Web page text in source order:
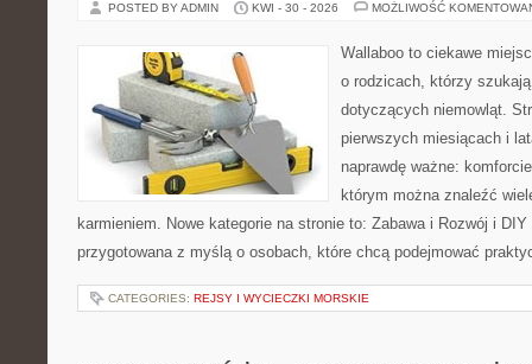
POSTED BY ADMIN KWI - 30 - 2026 MOŻLIWOŚĆ
Wallaboo to ciekawe
o rodzicach, którzy
dotyczących niemowląt.
pierwszych miesiącach i
naprawdę ważne:
którym można znaleźć
karmieniem. Nowe kategorie na stronie to: Zabawa i Rozwój i
przygotowana z myślą o osobach, które chcą podejmować
CATEGORIES: REJSY I WYCIECZKI MORSKIE